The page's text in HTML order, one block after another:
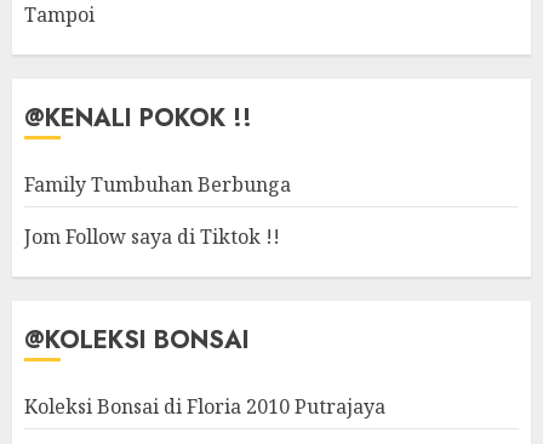
Tampoi
@KENALI POKOK !!
Family Tumbuhan Berbunga
Jom Follow saya di Tiktok !!
@KOLEKSI BONSAI
Koleksi Bonsai di Floria 2010 Putrajaya